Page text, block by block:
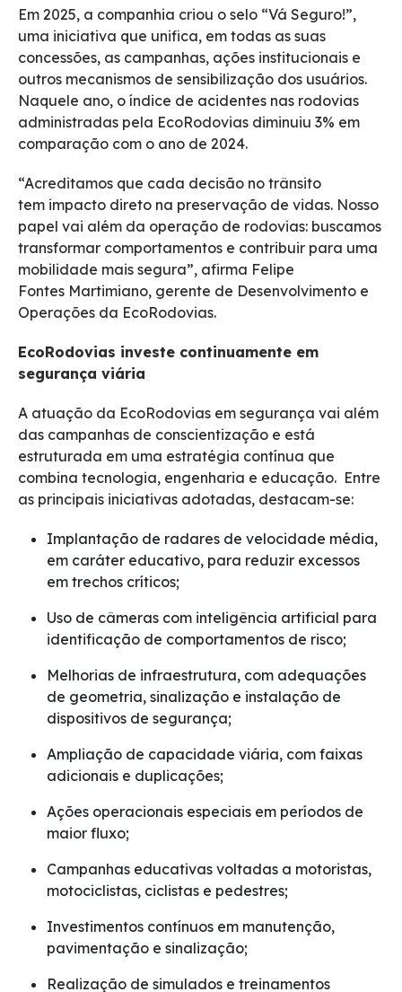
Em 2025, a companhia criou o selo “Vá Seguro!”,
uma iniciativa que unifica, em todas as suas
concessões, as campanhas, ações institucionais e
outros mecanismos de sensibilização dos usuários.
Naquele ano, o índice de acidentes nas rodovias
administradas pela EcoRodovias diminuiu 3% em
comparação com o ano de 2024.
“Acreditamos que cada decisão no trânsito
tem impacto direto na preservação de vidas. Nosso
papel vai além da operação de rodovias: buscamos
transformar comportamentos e contribuir para uma
mobilidade mais segura”, afirma Felipe
Fontes Martimiano, gerente de Desenvolvimento e
Operações da EcoRodovias.
EcoRodovias investe continuamente em
segurança viária
A atuação da EcoRodovias em segurança vai além
das campanhas de conscientização e está
estruturada em uma estratégia contínua que
combina tecnologia, engenharia e educação. Entre
as principais iniciativas adotadas, destacam-se:
Implantação de radares de velocidade média,
em caráter educativo, para reduzir excessos
em trechos críticos;
Uso de câmeras com inteligência artificial para
identificação de comportamentos de risco;
Melhorias de infraestrutura, com adequações
de geometria, sinalização e instalação de
dispositivos de segurança;
Ampliação de capacidade viária, com faixas
adicionais e duplicações;
Ações operacionais especiais em períodos de
maior fluxo;
Campanhas educativas voltadas a motoristas,
motociclistas, ciclistas e pedestres;
Investimentos contínuos em manutenção,
pavimentação e sinalização;
Realização de simulados e treinamentos